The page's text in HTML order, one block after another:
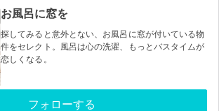
お風呂に窓を
探してみると意外とない、お風呂に窓が付いている物
件をセレクト。風呂は心の洗濯、もっとバスタイムが
恋しくなる。
フォローする